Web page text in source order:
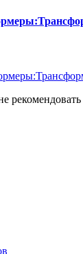
рекомендовать